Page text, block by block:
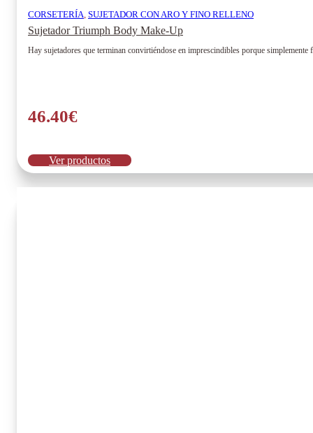
CORSETERÍA, SUJETADOR CON ARO Y FINO RELLENO
Sujetador Triumph Body Make-Up
Hay sujetadores que terminan convirtiéndose en imprescindibles porque
46.40€
Ver productos